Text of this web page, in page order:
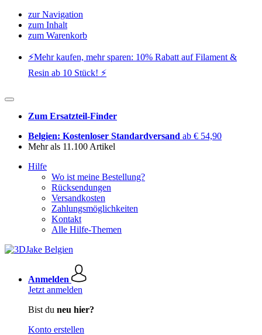
zur Navigation
zum Inhalt
zum Warenkorb
⚡️Mehr kaufen, mehr sparen: 10% Rabatt auf Filament &
Resin ab 10 Stück! ⚡️
Zum Ersatzteil-Finder
Belgien: Kostenloser Standardversand ab € 54,90
Mehr als 11.100 Artikel
Hilfe
Wo ist meine Bestellung?
Rücksendungen
Versandkosten
Zahlungsmöglichkeiten
Kontakt
Alle Hilfe-Themen
Anmelden
Jetzt anmelden
Bist du neu hier?
Konto erstellen